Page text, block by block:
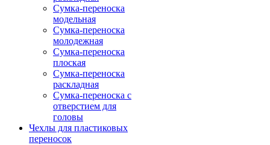
Сумка-переноска
модельная
Сумка-переноска
молодежная
Сумка-переноска
плоская
Сумка-переноска
раскладная
Сумка-переноска с
отверстием для
головы
Чехлы для пластиковых
переносок